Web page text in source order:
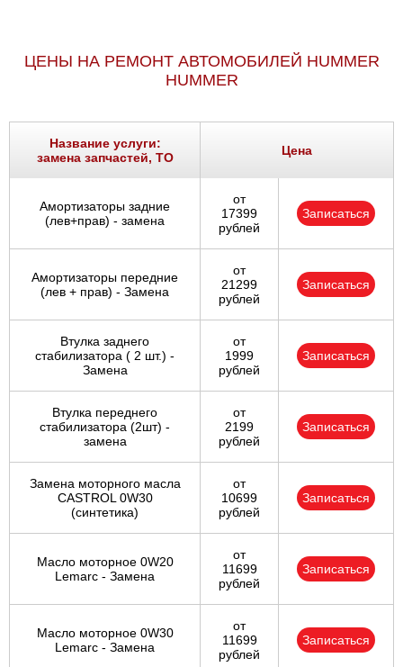
Петрозаводск
Самара
Санкт-Петербург
Саратов
Сургут
Тольятти
Тула
Тюмень
Ульяновск
Чебоксары
Челябинск
Череповец
ЦЕНЫ НА РЕМОНТ АВТОМОБИЛЕЙ HUMMER
HUMMER
Название услуги:
замена запчастей, ТО
Цена
Амортизаторы задние
(лев+прав) - замена
от
17399
рублей
Записаться
Амортизаторы передние
(лев + прав) - Замена
от
21299
рублей
Записаться
Втулка заднего
стабилизатора ( 2 шт.) -
Замена
от
1999
рублей
Записаться
Втулка переднего
стабилизатора (2шт) -
замена
от
2199
рублей
Записаться
Замена моторного масла
CASTROL 0W30
(синтетика)
от
10699
рублей
Записаться
Масло моторное 0W20
Lemarc - Замена
от
11699
рублей
Записаться
Масло моторное 0W30
Lemarc - Замена
от
11699
рублей
Записаться